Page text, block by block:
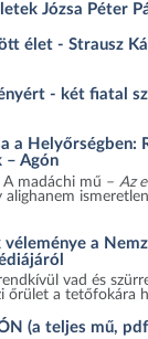
Józsa Péter
élet - Strausz
- két fiatal
a Helyőrségben:
– Agón
A madáchi mű – Az
alighanem
a
vad és
őrület a tetőfokára
(a teljes mű,